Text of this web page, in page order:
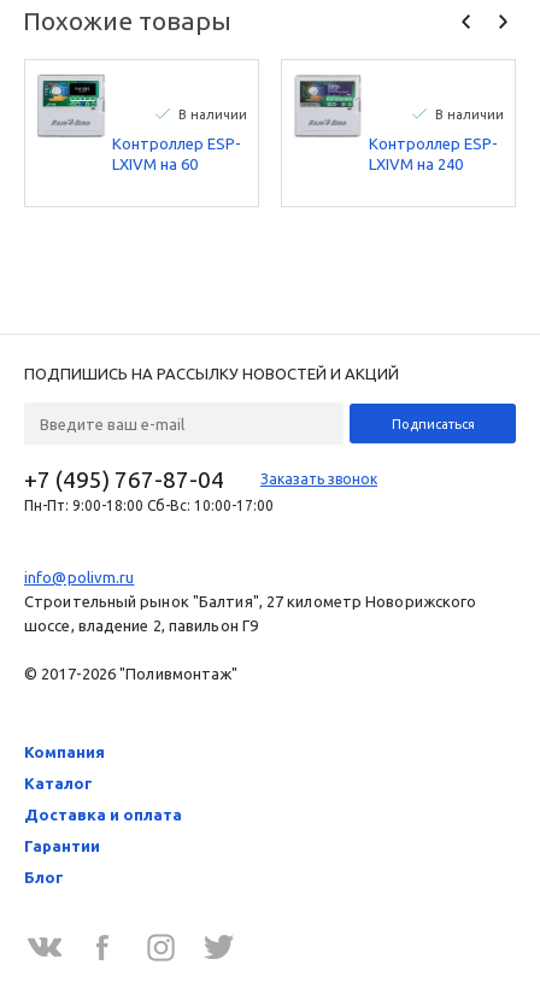
Похожие товары
В наличии
Контроллер ESP-
LXIVM на 60
проводной Rain
В наличии
Контроллер ESP-
LXIVM на 240
проводной Rain
ПОДПИШИСЬ НА РАССЫЛКУ НОВОСТЕЙ И АКЦИЙ
+7 (495) 767-87-04
Заказать звонок
Пн-Пт: 9:00-18:00 Сб-Вс: 10:00-17:00
info@polivm.ru
Строительный рынок "Балтия", 27 километр Новорижского
шоссе, владение 2, павильон Г9
© 2017-2026 "Поливмонтаж"
Компания
Каталог
Доставка и оплата
Гарантии
Блог